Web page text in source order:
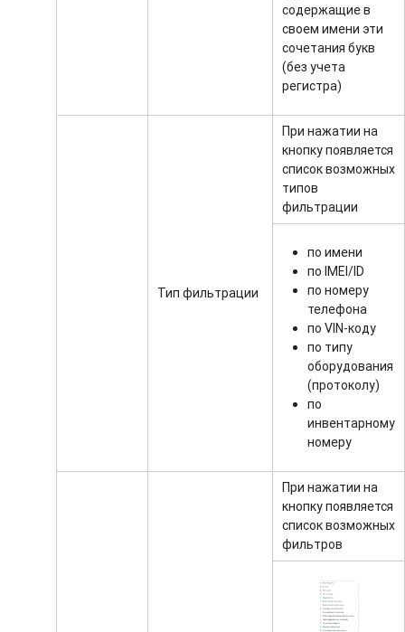
содержащие в
своем имени эти
сочетания букв
(без учета
регистра)
Тип фильтрации
При нажатии на
кнопку появляется
список возможных
типов
фильтрации
по имени
по IMEI/ID
по номеру
телефона
по VIN-коду
по типу
оборудования
(протоколу)
по
инвентарному
номеру
При нажатии на
кнопку появляется
список возможных
фильтров